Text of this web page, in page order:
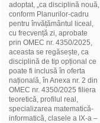
adoptat, „ca disciplină nouă,
conform Planurilor-cadru
pentru învățământul liceal,
cu frecvență zi, aprobate
prin OMEC nr. 4350/2025,
aceasta se regăsește, ca
disciplină de tip opțional ce
poate fi inclusă în oferta
națională, în Anexa nr. 2 din
OMEC nr. 4350/2025 filiera
teoretică, profilul real,
specializarea matematică-
informatică, clasele a IX-a –